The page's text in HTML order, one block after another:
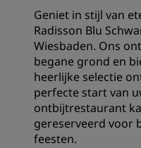
‌Geniet in stijl van
Radisson Blu
Wiesbaden. Ons
begane grond en
heerlijke selectie
perfecte start van
ontbijtrestaurant
gereserveerd voor
feesten.